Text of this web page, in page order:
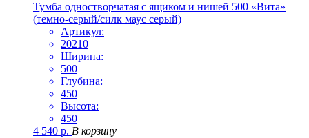
Тумба одностворчатая с ящиком и нишей 500 «Вита»
(темно-серый/силк маус серый)
Артикул:
20210
Ширина:
500
Глубина:
450
Высота:
450
4 540 р. В корзину